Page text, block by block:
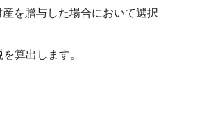
を贈与した場合において選択
算出します。